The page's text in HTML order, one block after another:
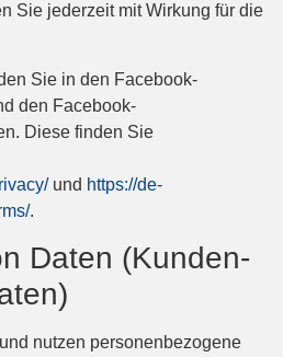
Sie jederzeit mit Wirkung für die
Sie in den Facebook-
den Facebook-
Diese finden Sie
und https://de-
.
Daten (Kunden-
nutzen personenbezogene